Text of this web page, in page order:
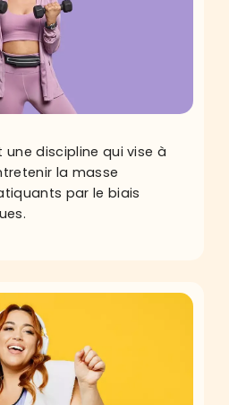
discipline qui vise à
la masse
par le biais